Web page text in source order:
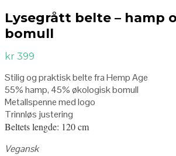
Lysegrått belte – hamp
bomull
kr 399
Stilig og praktisk belte fra Hemp Age
55% hamp, 45% økologisk bomull
Metallspenne med logo
Trinnløs justering
Beltets lengde: 120 cm
Vegansk